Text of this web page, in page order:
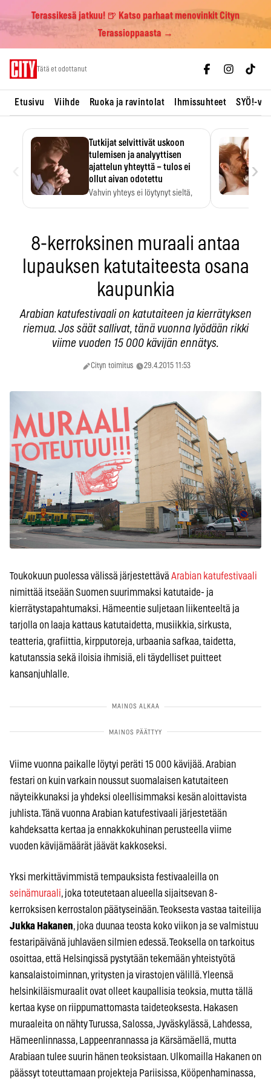
Terassikesä jatkuu! 🍺 Katso parhaat menovinkit Cityn
Terassioppaasta →
Tätä et odottanut
Etusivu Viihde Ruoka ja ravintolat Ihmissuhteet SYÖ!-
Tutkijat selvittivät uskoon
tulemisen ja analyyttisen
ajattelun yhteyttä – tulos ei
ollut aivan odotettu
Vahvin yhteys ei löytynyt sieltä,
›
8-kerroksinen muraali antaa
lupauksen katutaiteesta osana
kaupunkia
Arabian katufestivaali on katutaiteen ja kierrätyksen
riemua. Jos säät sallivat, tänä vuonna lyödään rikki
viime vuoden 15 000 kävijän ennätys.
Cityn toimitus 29.4.2015 11:53
Toukokuun puolessa välissä järjestettävä Arabian katufestivaali
nimittää itseään Suomen suurimmaksi katutaide- ja
kierrätystapahtumaksi. Hämeentie suljetaan liikenteeltä ja
tarjolla on laaja kattaus katutaidetta, musiikkia, sirkusta,
teatteria, grafiittia, kirpputoreja, urbaania safkaa, taidetta,
katutanssia sekä iloisia ihmisiä, eli täydelliset puitteet
kansanjuhlalle.
Viime vuonna paikalle löytyi peräti 15 000 kävijää. Arabian
festari on kuin varkain noussut suomalaisen katutaiteen
näyteikkunaksi ja yhdeksi oleellisimmaksi kesän aloittavista
juhlista. Tänä vuonna Arabian katufestivaali järjestetään
kahdeksatta kertaa ja ennakkokuhinan perusteella viime
vuoden kävijämäärät jäävät kakkoseksi.
Yksi merkittävimmistä tempauksista festivaaleilla on
seinämuraali, joka toteutetaan alueella sijaitsevan 8-
kerroksisen kerrostalon päätyseinään. Teoksesta vastaa taiteilija
Jukka Hakanen, joka duunaa teosta koko viikon ja se valmistuu
festaripäivänä juhlaväen silmien edessä. Teoksella on tarkoitus
osoittaa, että Helsingissä pystytään tekemään yhteistyötä
kansalaistoiminnan, yritysten ja virastojen välillä. Yleensä
helsinkiläismuraalit ovat olleet kaupallisia teoksia, mutta tällä
kertaa kyse on riippumattomasta taideteoksesta. Hakasen
muraaleita on nähty Turussa, Salossa, Jyväskylässä, Lahdessa,
Hämeenlinnassa, Lappeenrannassa ja Kärsämäellä, mutta
Arabiaan tulee suurin hänen teoksistaan. Ulkomailla Hakanen on
päässyt toteuttamaan projekteja Pariisissa, Kööpenhaminassa,